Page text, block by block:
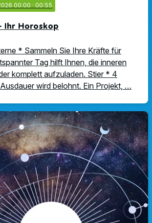
00:00 · 00:55
Ihr Horoskop
* Sammeln Sie Ihre Kräfte für
Tag hilft Ihnen, die inneren
komplett aufzuladen. Stier * 4
wird belohnt. Ein Projekt, …